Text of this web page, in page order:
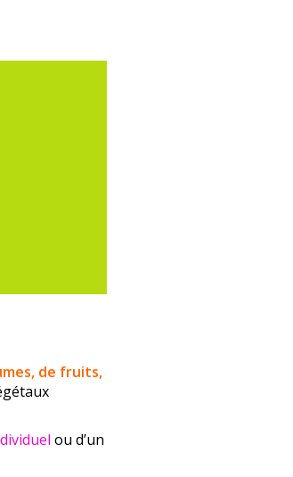
de fruits,
ou d’un